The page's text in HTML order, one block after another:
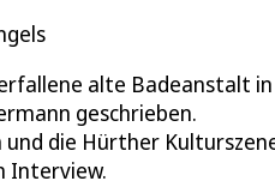
alte Badeanstalt
geschrieben.
und die Hürther
Interview.